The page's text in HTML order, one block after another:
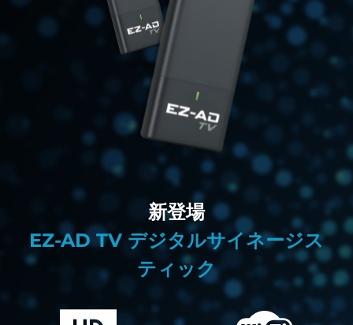
新登場
EZ-AD TV デジタルサイネージス
ティック